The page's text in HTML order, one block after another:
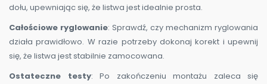
dołu, upewniając się, że listwa jest idealnie prosta.
Całościowe ryglowanie: Sprawdź, czy mechanizm ryglowania
działa prawidłowo. W razie potrzeby dokonaj korekt i upewnij
się, że listwa jest stabilnie zamocowana.
Ostateczne testy: Po zakończeniu montażu zaleca się